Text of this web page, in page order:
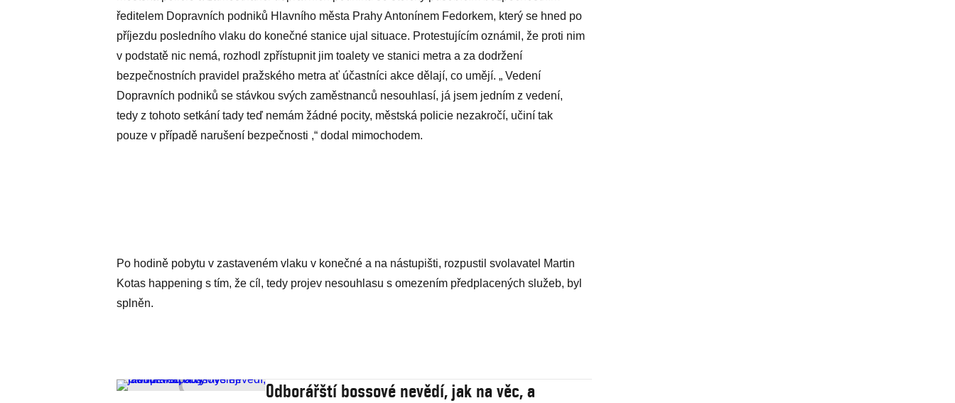
ředitelem Dopravních podniků Hlavního města Prahy Antonínem Fedorkem, který se hned po
příjezdu posledního vlaku do konečné stanice ujal situace. Protestujícím oznámil, že proti nim
v podstatě nic nemá, rozhodl zpřístupnit jim toalety ve stanici metra a za dodržení
bezpečnostních pravidel pražského metra ať účastníci akce dělají, co umějí. „ Vedení
Dopravních podniků se stávkou svých zaměstnanců nesouhlasí, já jsem jedním z vedení,
tedy z tohoto setkání tady teď nemám žádné pocity, městská policie nezakročí, učiní tak
pouze v případě narušení bezpečnosti ,“ dodal mimochodem.
Po hodině pobytu v zastaveném vlaku v konečné a na nástupišti, rozpustil svolavatel Martin
Kotas happening s tím, že cíl, tedy projev nesouhlasu s omezením předplacených služeb, byl
splněn.
Odborářští bossové nevědí, jak na věc, a